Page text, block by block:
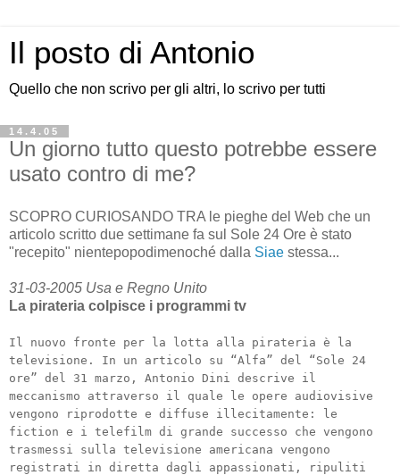
Il posto di Antonio
Quello che non scrivo per gli altri, lo scrivo per tutti
14.4.05
Un giorno tutto questo potrebbe essere
usato contro di me?
SCOPRO CURIOSANDO TRA le pieghe del Web che un
articolo scritto due settimane fa sul Sole 24 Ore è stato
"recepito" nientepopodimenoché dalla Siae stessa...
31-03-2005 Usa e Regno Unito
La pirateria colpisce i programmi tv
Il nuovo fronte per la lotta alla pirateria è la
televisione. In un articolo su “Alfa” del “Sole 24
ore” del 31 marzo, Antonio Dini descrive il
meccanismo attraverso il quale le opere audiovisive
vengono riprodotte e diffuse illecitamente: le
fiction e i telefilm di grande successo che vengono
trasmessi sulla televisione americana vengono
registrati in diretta dagli appassionati, ripuliti